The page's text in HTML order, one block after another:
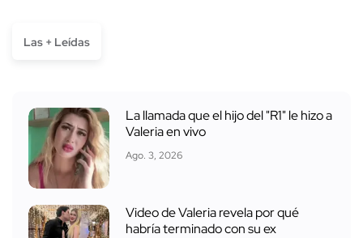
Las + Leídas
La llamada que el hijo del "R1" le hizo a
Valeria en vivo
Ago. 3, 2026
Video de Valeria revela por qué
habría terminado con su ex